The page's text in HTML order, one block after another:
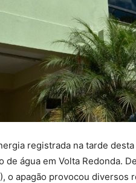
registrada na tarde
de água em Volta Redonda.
o apagão provocou